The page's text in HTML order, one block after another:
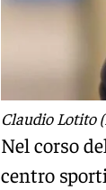
Claudio Lotito
Nel corso
centro